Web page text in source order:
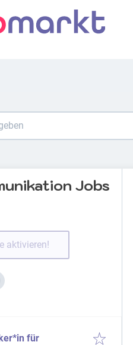
Jobs
aktivieren!
für